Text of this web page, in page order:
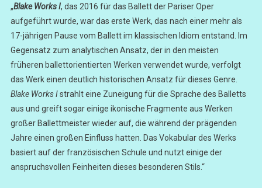
„Blake Works I, das 2016 für das Ballett der Pariser Oper
aufgeführt wurde, war das erste Werk, das nach einer mehr als
17-jährigen Pause vom Ballett im klassischen Idiom entstand. Im
Gegensatz zum analytischen Ansatz, der in den meisten
früheren ballettorientierten Werken verwendet wurde, verfolgt
das Werk einen deutlich historischen Ansatz für dieses Genre.
Blake Works Istrahlt eine Zuneigung für die Sprache des Balletts
aus und greift sogar einige ikonische Fragmente aus Werken
großer Ballettmeister wieder auf, die während der prägenden
Jahre einen großen Einfluss hatten. Das Vokabular des Werks
basiert auf der französischen Schule und nutzt einige der
anspruchsvollen Feinheiten dieses besonderen Stils.“